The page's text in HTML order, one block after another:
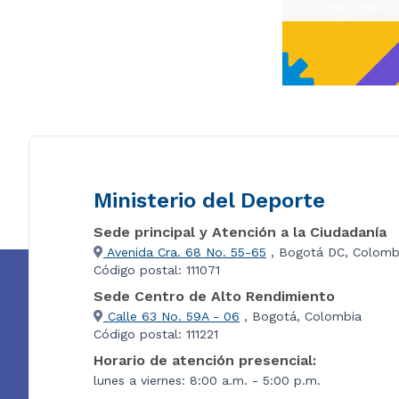
Ministerio del Deporte
Sede principal y Atención a la Ciudadanía
Avenida Cra. 68 No. 55-65 , Bogotá DC,
Código postal: 111071
Sede Centro de Alto Rendimiento
Calle 63 No. 59A - 06 , Bogotá, Colombia
Código postal: 111221
Horario de atención presencial:
lunes a viernes: 8:00 a.m. - 5:00 p.m.